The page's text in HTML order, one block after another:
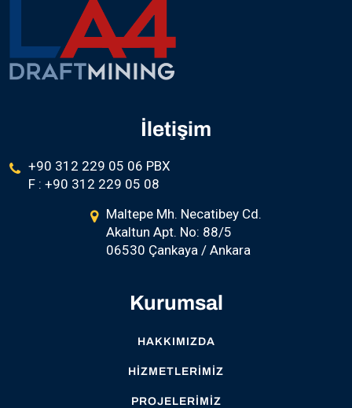
İletişim
+90 312 229 05 06 PBX
F : +90 312 229 05 08
Maltepe Mh. Necatibey Cd.
Akaltun Apt. No: 88/5
06530 Çankaya / Ankara
Kurumsal
HAKKIMIZDA
HIZMETLERIMIZ
PROJELERIMIZ